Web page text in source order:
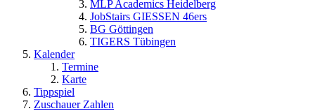
MLP Academics Heidelberg
JobStairs GIESSEN 46ers
BG Göttingen
TIGERS Tübingen
Kalender
Termine
Karte
Tippspiel
Zuschauer Zahlen